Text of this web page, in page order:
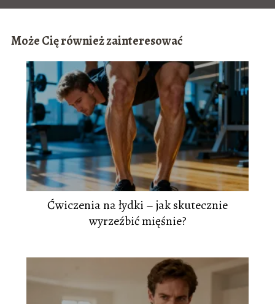
Może Cię również zainteresować
Ćwiczenia na łydki – jak skutecznie
wyrzeźbić mięśnie?